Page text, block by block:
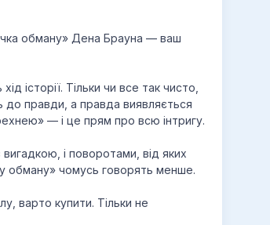
обману» Дена Брауна — ваш
історії. Тільки чи все так чисто,
до правди, а правда виявляється
— і це прям про всю інтригу.
і поворотами, від яких
обману» чомусь говорять менше.
варто купити. Тільки не